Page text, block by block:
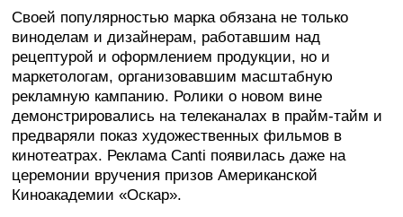
Своей популярностью марка обязана не только
виноделам и дизайнерам, работавшим над
рецептурой и оформлением продукции, но и
маркетологам, организовавшим масштабную
рекламную кампанию. Ролики о новом вине
демонстрировались на телеканалах в прайм-тайм и
предваряли показ художественных фильмов в
кинотеатрах. Реклама Canti появилась даже на
церемонии вручения призов Американской
Киноакадемии «Оскар».